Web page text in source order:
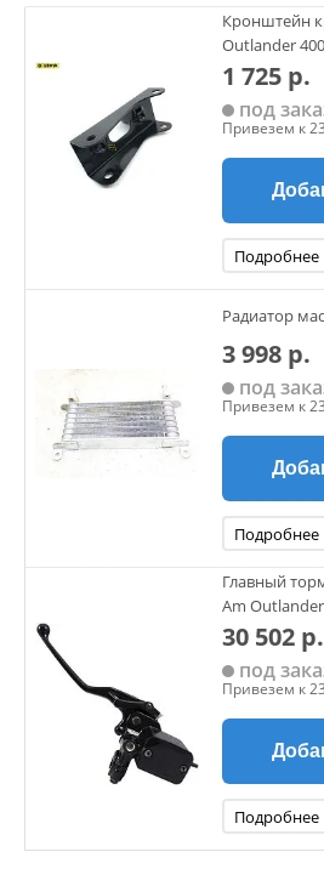
ЗАДНИЙ РЕДУКТОР
ЗАДНИЙ РЕДУКТОР
ЗАДНИЙ РЕДУКТОР
CF500-A Basic
ЗАДНИЙ РЕДУКТОР
CF500-2A
CFORCE 400L (X4) EPS
ЗАДНИЙ РЕДУКТОР
CFMOTO X5 Basic
ЗАДНИЙ РЕДУКТОР
CFMOTO X5 Classic (CF500-X5)
ЗАДНИЙ РЕДУКТОР
ЗАДНИЙ РЕДУКТОР
Кронштейн
Outlander
1 725 р.
под
Привезем к
Подробнее
Радиатор
3 998 р.
под
Привезем к
Подробнее
Главный
Am
30 502 р.
под
Привезем к
Подробнее